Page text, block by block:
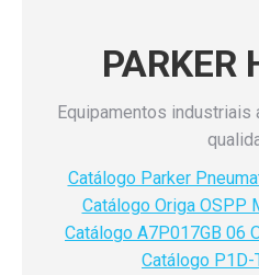
Equipamentos industriais
Catálogo Parker
Catálogo Origa OSPP
Catálogo A7P017GB 06
Catálogo P1D-